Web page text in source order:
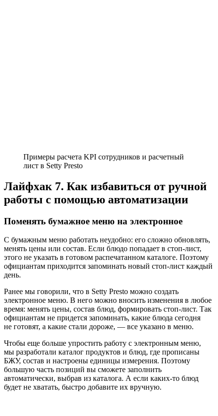
Примеры расчета KPI сотрудников и расчетный
лист в Setty Presto
Лайфхак 7. Как избавиться от ручной
работы с помощью автоматизации
Поменять бумажное меню на электронное
С бумажным меню работать неудобно: его сложно обновлять,
менять цены или состав. Если блюдо попадает в стоп‑лист,
этого не указать в готовом распечатанном каталоге. Поэтому
официантам приходится запоминать новый стоп‑лист каждый
день.
Ранее мы говорили, что в Setty Presto можно создать
электронное меню. В него можно вносить изменения в любое
время: менять цены, состав блюд, формировать стоп‑лист. Так
официантам не придется запоминать, какие блюда сегодня
не готовят, а какие стали дороже, — все указано в меню.
Чтобы еще больше упростить работу с электронным меню,
мы разработали каталог продуктов и блюд, где прописаны
БЖУ, состав и настроены единицы измерения. Поэтому
большую часть позиций вы сможете заполнить
автоматически, выбрав из каталога. А если каких‑то блюд
будет не хватать, быстро добавите их вручную.